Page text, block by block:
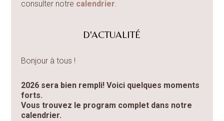
consulter notre calendrier.
D'ACTUALITÉ
Bonjour à tous !
2026 sera bien rempli! Voici quelques moments
forts.
Vous trouvez le program complet dans notre
calendrier.